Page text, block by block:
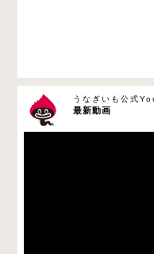
最新動画
うなぎいも公式